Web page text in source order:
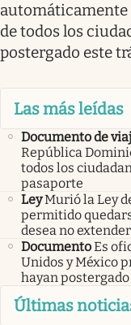
automáticamente
de todos los
postergado este
Las más leídas
Documento de
República
todos los
pasaporte
LeyMurió la Ley
permitido
desea no
DocumentoEs
Unidos y México
hayan
Últimas